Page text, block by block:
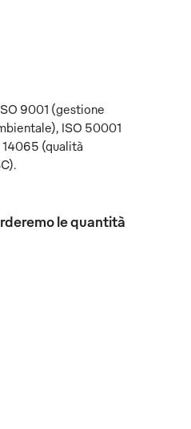
9001 (gestione
ISO 50001
(qualità
le quantità